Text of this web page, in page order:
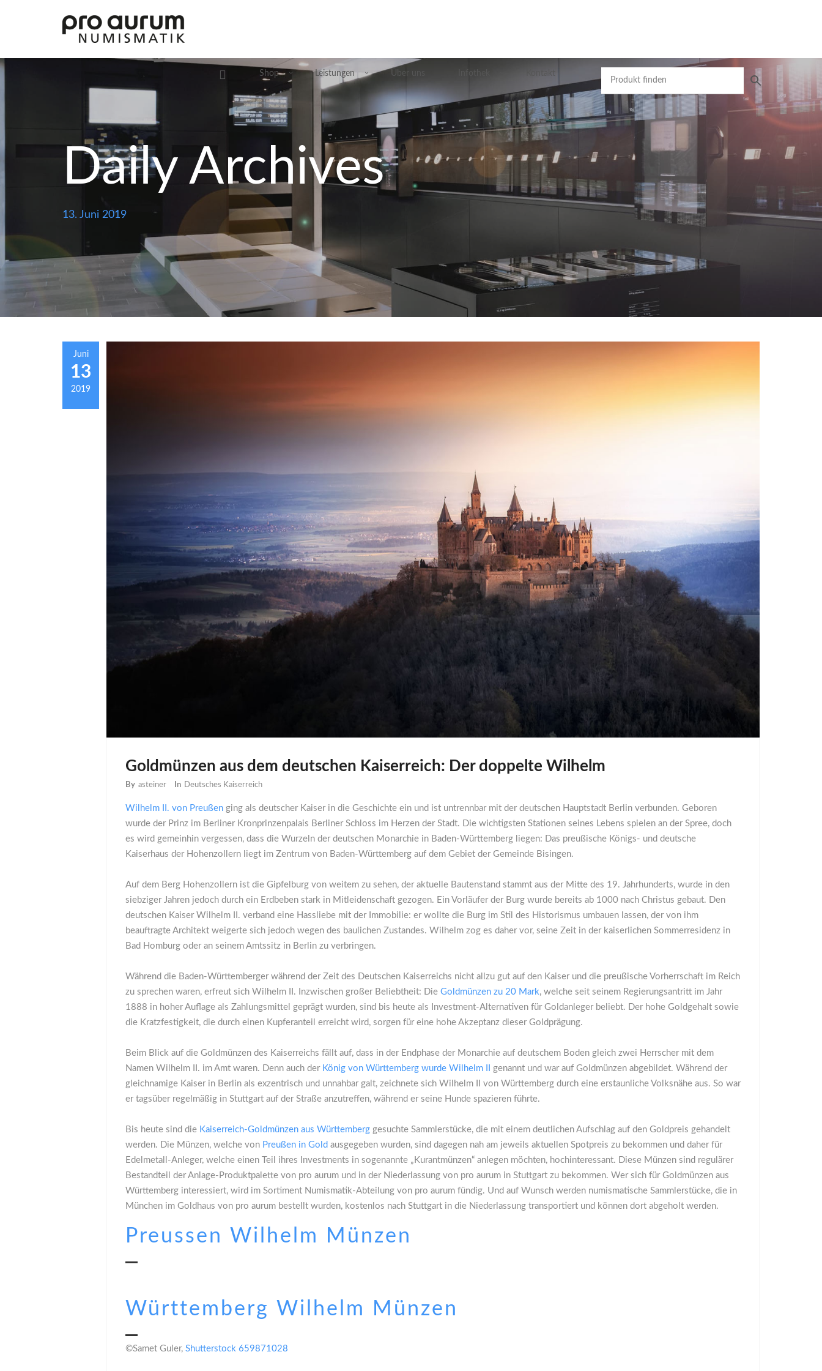
Shop
Übersicht Goldprodukte
Deutsche Goldmünzen
Goldmünzen übriges Europa
Goldmünzen übrige Welt
Goldbarren
Übersicht Silberprodukte
Deutsche Silbermünzen
Silberbarren
Preisliste
Mit unserer Preisliste schnell das gewünschte
Produkt finden. Nutzen Sie die einfache und
Leistungen Über uns Infothek Kontakt
Daily Archives
13. Juni 2019
Juni
13
2019
Goldmünzen aus dem deutschen Kaiserreich: Der doppelte Wilhelm
By asteiner In Deutsches Kaiserreich
Wilhelm II. von Preußen ging als deutscher Kaiser in die Geschichte ein und ist untrennbar mit der deutschen Hauptstadt Berlin verbunden. Geboren
wurde der Prinz im Berliner Kronprinzenpalais Berliner Schloss im Herzen der Stadt. Die wichtigsten Stationen seines Lebens spielen an der Spree, doch
es wird gemeinhin vergessen, dass die Wurzeln der deutschen Monarchie in Baden-Württemberg liegen: Das preußische Königs- und deutsche
Kaiserhaus der Hohenzollern liegt im Zentrum von Baden-Württemberg auf dem Gebiet der Gemeinde Bisingen.
Auf dem Berg Hohenzollern ist die Gipfelburg von weitem zu sehen, der aktuelle Bautenstand stammt aus der Mitte des 19. Jahrhunderts, wurde in den
siebziger Jahren jedoch durch ein Erdbeben stark in Mitleidenschaft gezogen. Ein Vorläufer der Burg wurde bereits ab 1000 nach Christus gebaut. Den
deutschen Kaiser Wilhelm II. verband eine Hassliebe mit der Immobilie: er wollte die Burg im Stil des Historismus umbauen lassen, der von ihm
beauftragte Architekt weigerte sich jedoch wegen des baulichen Zustandes. Wilhelm zog es daher vor, seine Zeit in der kaiserlichen Sommerresidenz in
Bad Homburg oder an seinem Amtssitz in Berlin zu verbringen.
Während die Baden-Württemberger während der Zeit des Deutschen Kaiserreichs nicht allzu gut auf den Kaiser und die preußische Vorherrschaft im Reich
zu sprechen waren, erfreut sich Wilhelm II. Inzwischen großer Beliebtheit: Die Goldmünzen zu 20 Mark, welche seit seinem Regierungsantritt im Jahr
1888 in hoher Auflage als Zahlungsmittel geprägt wurden, sind bis heute als Investment-Alternativen für Goldanleger beliebt. Der hohe Goldgehalt sowie
die Kratzfestigkeit, die durch einen Kupferanteil erreicht wird, sorgen für eine hohe Akzeptanz dieser Goldprägung.
Beim Blick auf die Goldmünzen des Kaiserreichs fällt auf, dass in der Endphase der Monarchie auf deutschem Boden gleich zwei Herrscher mit dem
Namen Wilhelm II. im Amt waren. Denn auch der König von Württemberg wurde Wilhelm II
genannt und war auf Goldmünzen abgebildet. Während der
gleichnamige Kaiser in Berlin als exzentrisch und unnahbar galt, zeichnete sich Wilhelm II von Württemberg durch eine erstaunliche Volksnähe aus. So war
er tagsüber regelmäßig in Stuttgart auf der Straße anzutreffen, während er seine Hunde spazieren führte.
Bis heute sind die Kaiserreich-Goldmünzen aus Württemberg gesuchte Sammlerstücke, die mit einem deutlichen Aufschlag auf den Goldpreis gehandelt
werden. Die Münzen, welche von Preußen in Gold ausgegeben wurden, sind dagegen nah am jeweils aktuellen Spotpreis zu bekommen und daher für
Edelmetall-Anleger, welche einen Teil ihres Investments in sogenannte „Kurantmünzen“ anlegen möchten, hochinteressant. Diese Münzen sind regulärer
Bestandteil der Anlage-Produktpalette von pro aurum und in der Niederlassung von pro aurum in Stuttgart zu bekommen. Wer sich für Goldmünzen aus
Württemberg interessiert, wird im Sortiment Numismatik-Abteilung von pro aurum fündig. Und auf Wunsch werden numismatische Sammlerstücke, die in
München im Goldhaus von pro aurum bestellt wurden, kostenlos nach Stuttgart in die Niederlassung transportiert und können dort abgeholt werden.
Preussen Wilhelm Münzen
Württemberg Wilhelm Münzen
©Samet Guler, Shutterstock 659871028